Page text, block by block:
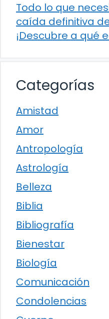
Todo lo que
caída definitiva
¡Descubre a qué
Categorías
Amistad
Amor
Antropología
Astrología
Belleza
Biblia
Bibliografía
Bienestar
Biología
Comunicación
Condolencias